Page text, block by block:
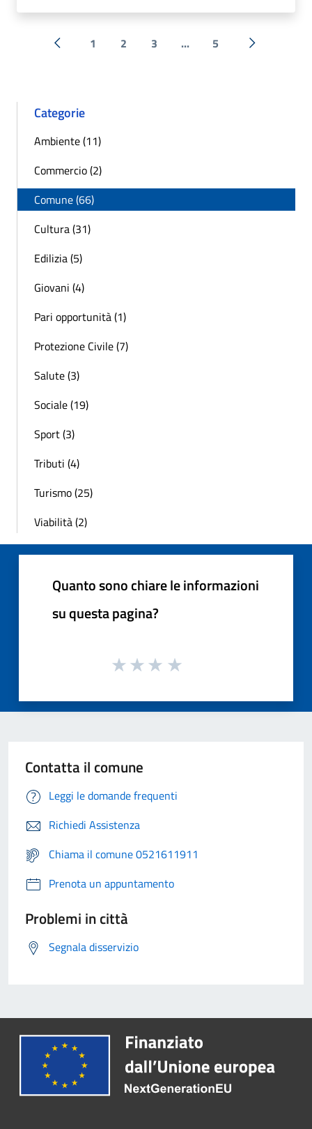
« Precedente
1 2 3 ... 5 Successiva
Categorie
Ambiente (11)
Commercio (2)
Comune (66)
Cultura (31)
Edilizia (5)
Giovani (4)
Pari opportunità (1)
Protezione Civile (7)
Salute (3)
Sociale (19)
Sport (3)
Tributi (4)
Turismo (25)
Viabilità (2)
Quanto sono chiare le informazioni
su questa pagina?
Contatta il comune
Leggi le domande frequenti
Richiedi Assistenza
Chiama il comune 0521611911
Prenota un appuntamento
Problemi in città
Segnala disservizio